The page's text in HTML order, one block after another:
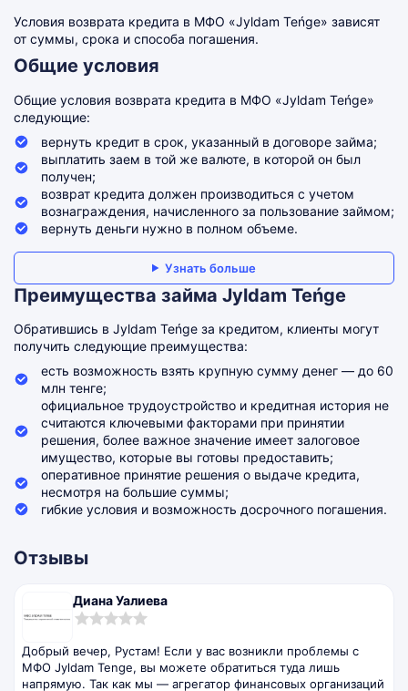
Условия возврата кредита в МФО «Jyldam Teńge» зависят
от суммы, срока и способа погашения.
Общие условия
Общие условия возврата кредита в МФО «Jyldam Teńge»
следующие:
вернуть кредит в срок, указанный в договоре займа;
выплатить заем в той же валюте, в которой он был
получен;
возврат кредита должен производиться с учетом
вознаграждения, начисленного за пользование займом;
вернуть деньги нужно в полном объеме.
Узнать больше
Преимущества займа Jyldam Teńge
Обратившись в Jyldam Teńge за кредитом, клиенты могут
получить следующие преимущества:
есть возможность взять крупную сумму денег — до 60
млн тенге;
официальное трудоустройство и кредитная история не
считаются ключевыми факторами при принятии
решения, более важное значение имеет залоговое
имущество, которые вы готовы предоставить;
оперативное принятие решения о выдаче кредита,
несмотря на большие суммы;
гибкие условия и возможность досрочного погашения.
Отзывы
Диана Уалиева
0,0
Добрый вечер, Рустам! Если у вас возникли проблемы с
МФО Jyldam Tenge, вы можете обратиться туда лишь
напрямую. Так как мы — агрегатор финансовых организаций